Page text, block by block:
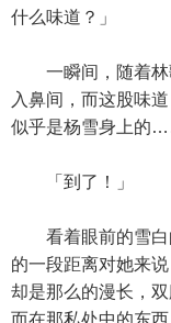
什么味道？」
一瞬间，随着林
入鼻间，而这股味道
似乎是杨雪身上
「到了！」
看着眼前的雪白
的一段距离对她来说
却是那么的漫长，
而在那私处中的东西